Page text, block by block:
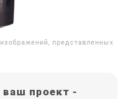
представленных
ваш проект -